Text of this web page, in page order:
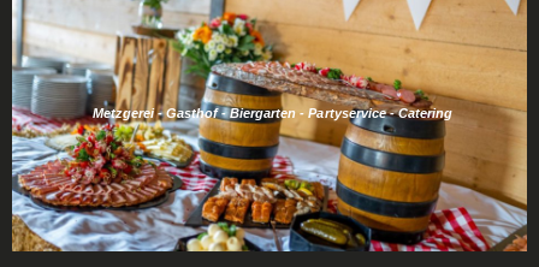
Metzgerei - Gasthof - Biergarten - Partyservice - Catering